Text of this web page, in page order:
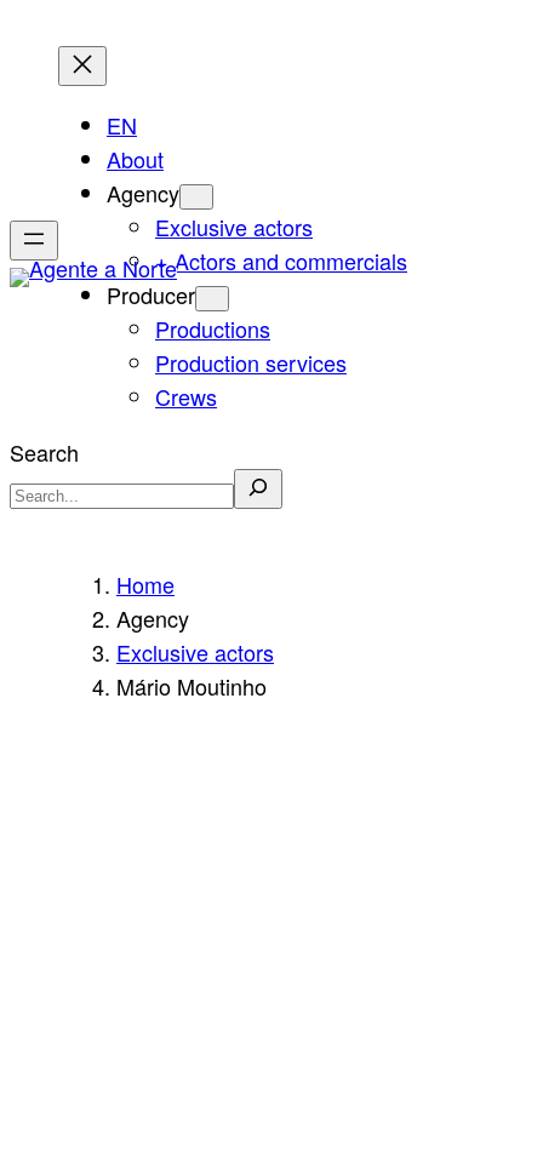
content
EN
About
Agency
Exclusive actors
+ Actors and commercials
Producer
Productions
Production services
Crews
Search
Home
Agency
Exclusive actors
Mário Moutinho